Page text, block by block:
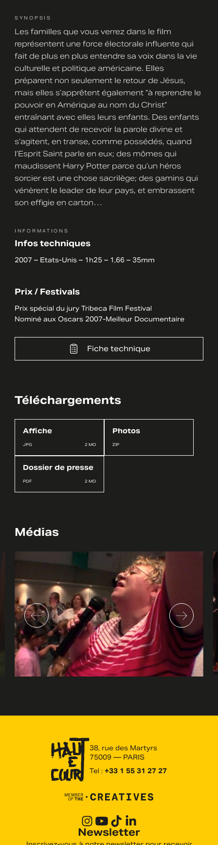
SYNOPSIS
Les familles que vous verrez dans le film
représentent une force électorale influente qui
fait de plus en plus entendre sa voix dans la vie
culturelle et politique américaine. Elles
préparent non seulement le retour de Jésus,
mais elles s’apprêtent également “à reprendre le
pouvoir en Amérique au nom du Christ”
entraînant avec elles leurs enfants. Des enfants
qui attendent de recevoir la parole divine et
s’agitent, en transe, comme possédés, quand
l’Esprit Saint parle en eux; des mômes qui
maudissent Harry Potter parce qu’un héros
sorcier est une chose sacrilège; des gamins qui
vénèrent le leader de leur pays, et embrassent
son effigie en carton…
INFORMATIONS
Infos techniques
2007 – Etats-Unis – 1h25 – 1,66 – 35mm
Prix / Festivals
Prix spécial du jury Tribeca Film Festival
Nominé aux Oscars 2007-Meilleur Documentaire
Fiche technique
Téléchargements
Affiche
JPG 2 MO
Photos
ZIP
Dossier de presse
PDF 2 MO
Médias
38, rue des Martyrs
75009 — PARIS
Tel : +33 1 55 31 27 27
Newsletter